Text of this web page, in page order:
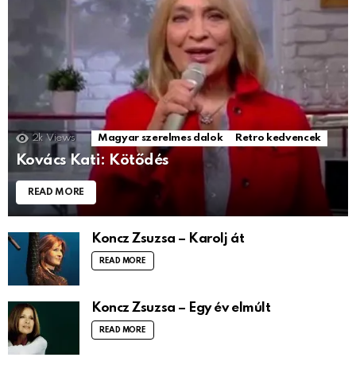
2k Views Magyar szerelmes dalok Retro kedvencek
Kovács Kati: Kötődés
READ MORE
Koncz Zsuzsa – Karolj át
READ MORE
Koncz Zsuzsa – Egy év elmúlt
READ MORE